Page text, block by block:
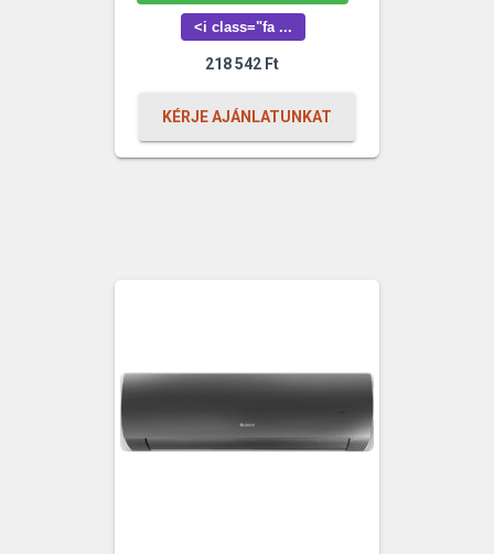
<i class="fa ...
218 542 Ft
KÉRJE AJÁNLATUNKAT